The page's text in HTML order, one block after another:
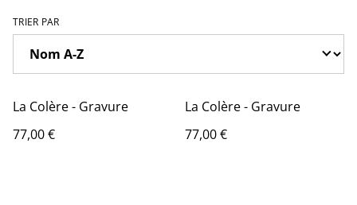
TRIER PAR
La Colère - Gravure
77,00 €
La Colère - Gravure
77,00 €